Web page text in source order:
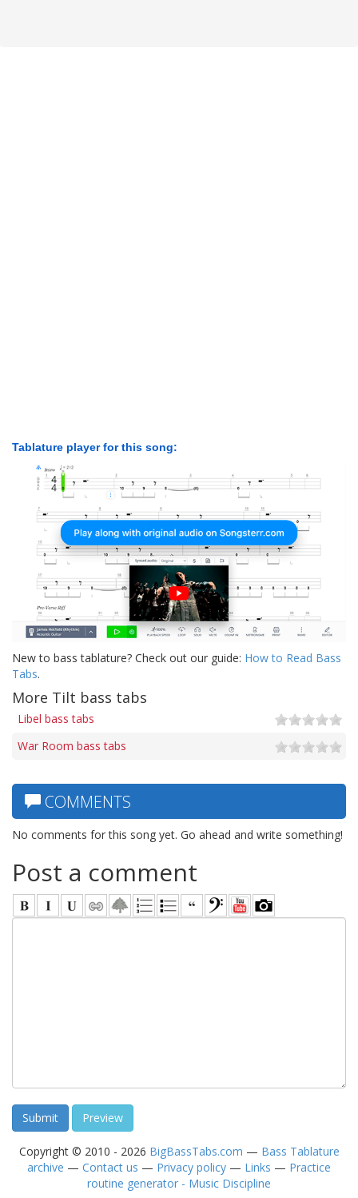
Tablature player for this song:
New to bass tablature? Check out our guide: How to Read Bass
Tabs.
More Tilt bass tabs
Libel bass tabs
War Room bass tabs
COMMENTS
No comments for this song yet. Go ahead and write something!
Post a comment
Copyright © 2010 - 2026 BigBassTabs.com — Bass Tablature
archive — Contact us — Privacy policy — Links — Practice
routine generator - Music Discipline